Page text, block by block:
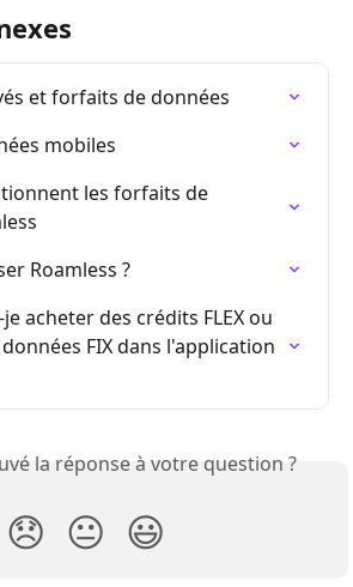
et forfaits de données
mobiles
les forfaits de
Roamless ?
acheter des crédits FLEX ou
FIX dans l'application
la réponse à votre question ?
😞 😐 😃